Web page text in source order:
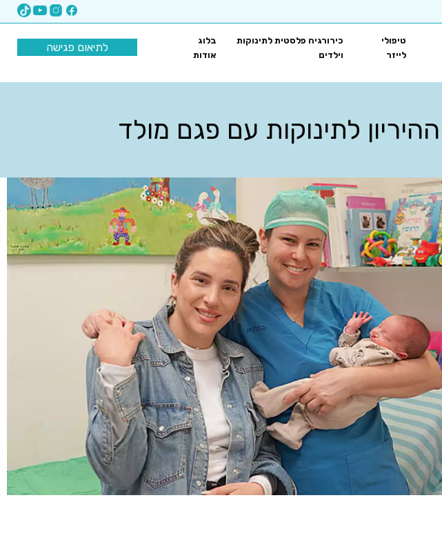
לתיאום פגישה
בלוג
אודות
טיפולי
לייזר
כירורגיה פלסטית לתינוקות
וילדים
לתינוקות עם פגם מולד